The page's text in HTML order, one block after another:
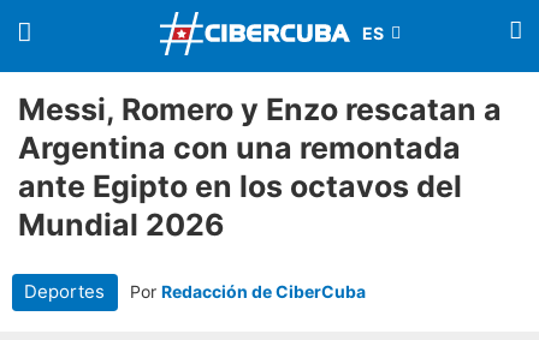
Messi, Romero y Enzo rescatan a
Argentina con una remontada
ante Egipto en los octavos del
Mundial 2026
Deportes Por Redacción de CiberCuba